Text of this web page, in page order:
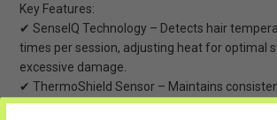
Key Features:
✔ SenseIQ Technology – Detects hair
times per session, adjusting heat for optimal
excessive damage.
✔ ThermoShield Sensor – Maintains
preventing overheating and reducing hair